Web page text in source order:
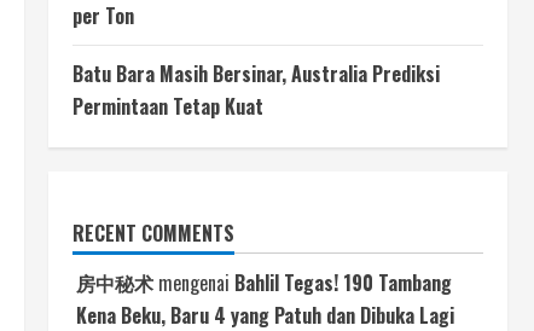
per Ton
Batu Bara Masih Bersinar, Australia Prediksi
Permintaan Tetap Kuat
RECENT COMMENTS
房中秘术 mengenai Bahlil Tegas! 190 Tambang
Kena Beku, Baru 4 yang Patuh dan Dibuka Lagi